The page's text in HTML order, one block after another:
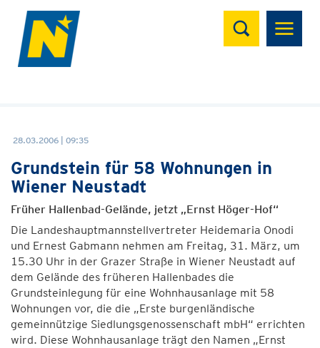
Suchen
28.03.2006 | 09:35
Grundstein für 58 Wohnungen in
Wiener Neustadt
Früher Hallenbad-Gelände, jetzt „Ernst Höger-Hof“
Die Landeshauptmannstellvertreter Heidemaria Onodi
und Ernest Gabmann nehmen am Freitag, 31. März, um
15.30 Uhr in der Grazer Straße in Wiener Neustadt auf
dem Gelände des früheren Hallenbades die
Grundsteinlegung für eine Wohnhausanlage mit 58
Wohnungen vor, die die „Erste burgenländische
gemeinnützige Siedlungsgenossenschaft mbH“ errichten
wird. Diese Wohnhausanlage trägt den Namen „Ernst